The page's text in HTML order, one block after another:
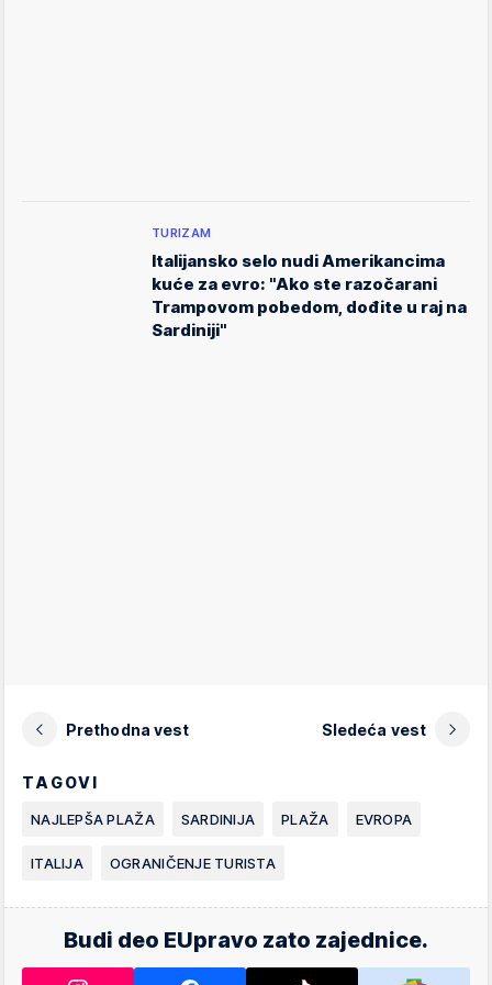
TURIZAM
Italijansko selo nudi Amerikancima
kuće za evro: "Ako ste razočarani
Trampovom pobedom, dođite u raj na
Sardiniji"
Prethodna vest Sledeća vest
TAGOVI
NAJLEPŠA PLAŽA SARDINIJA PLAŽA EVROPA
ITALIJA OGRANIČENJE TURISTA
Budi deo EUpravo zato zajednice.